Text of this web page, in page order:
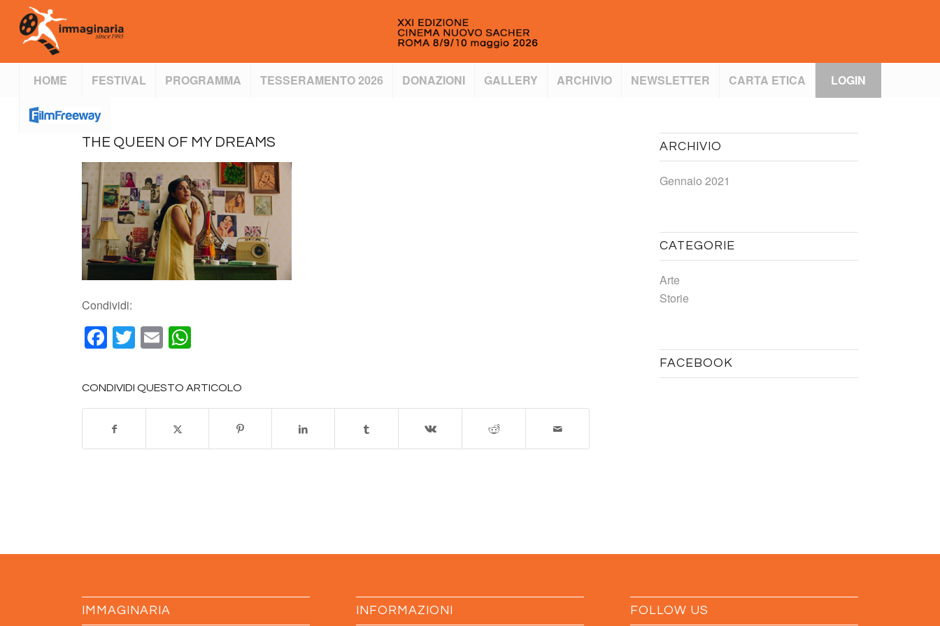
HOME FESTIVAL PROGRAMMA TESSERAMENTO 2026 DONAZIONI GALLERY ARCHIVIO NEWSLETTER CARTA ETICA LOGIN
THE QUEEN OF MY DREAMS
Condividi:
Facebook
Twitter
Email
CONDIVIDI QUESTO ARTICOLO
ARCHIVIO
Gennaio 2021
CATEGORIE
Arte
Storie
FACEBOOK
IMMAGINARIA INFORMAZIONI FOLLOW US